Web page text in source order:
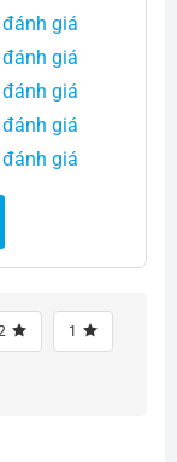
đánh giá
đánh giá
đánh giá
đánh giá
đánh giá
1